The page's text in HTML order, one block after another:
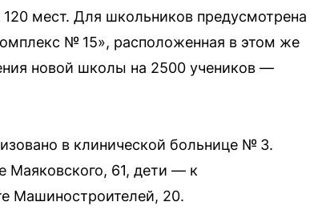
120 мест. Для школьников предусмотрена
№ 15», расположенная в этом же
новой школы на 2500 учеников —
в клинической больнице № 3.
Маяковского, 61, дети — к
Машиностроителей, 20.